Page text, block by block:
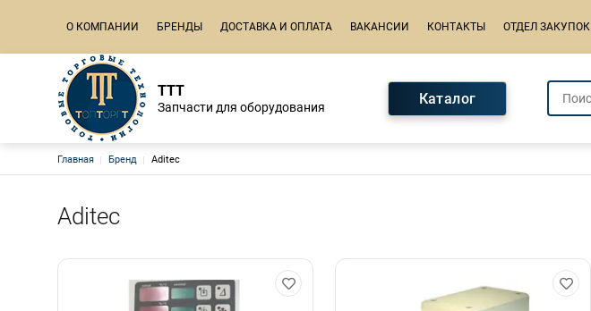
Основная навигация
О КОМПАНИИ БРЕНДЫ ДОСТАВКА И ОПЛАТА ВАКАНСИИ КОНТАКТЫ ОТДЕЛ ЗАКУПОК
ТТТ
Запчасти для оборудования
Каталог
Строка навигации
Главная Бренд Aditec
Aditec